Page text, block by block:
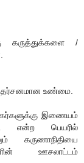
கருத்துக்களை /
உண்மை.
இணையம்
என்ற பெயரில்
கருணாநிதியை
ஊசலாட்டம்